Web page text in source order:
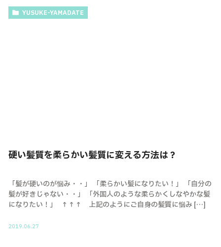
YUSUKE-YAMADATE
硬い髪質を柔らかい髪質に変える方法は？
「髪が硬いのが悩み・・」 「柔らかい髪になりたい！」 「自分の
髪が好きじゃない・・」 「外国人のような柔らかくしなやかな髪
になりたい！」 ↑↑↑ 上記のようにご自身の髪質に悩み […]
2019.06.27